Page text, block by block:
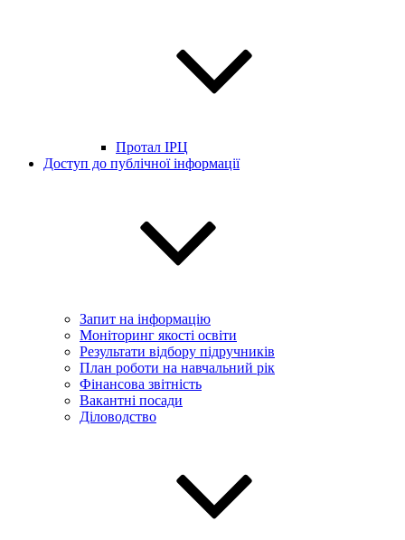
Протал ІРЦ
Доступ до публічної інформації
Запит на інформацію
Моніторинг якості освіти
Результати відбору підручників
План роботи на навчальний рік
Фінансова звітність
Вакантні посади
Діловодство